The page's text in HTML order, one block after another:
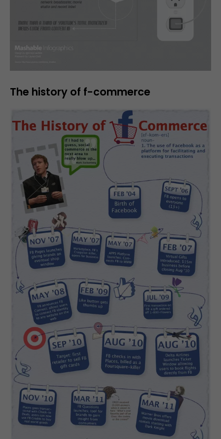
The history of f-commerce